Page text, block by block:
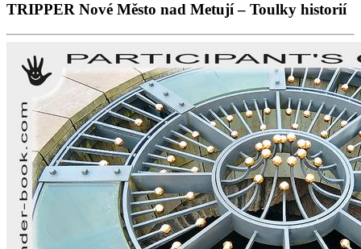
TRIPPER Nové Město nad Metují – Toulky historií